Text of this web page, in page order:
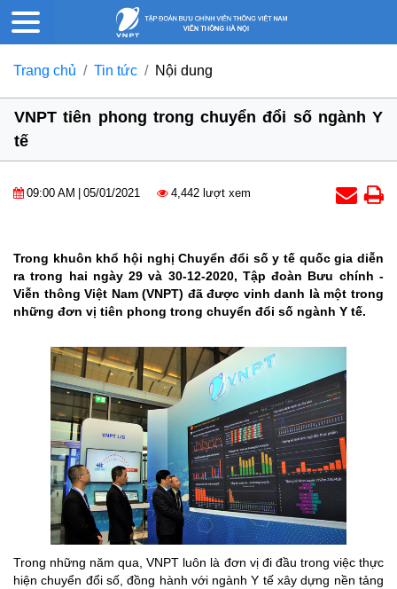
Trang chủ Tin tức Nội dung
VNPT tiên phong trong chuyển đổi số ngành Y
tế
09:00 AM 05/01/2021 4,442 lượt xem
Trong khuôn khổ hội nghị Chuyển đổi số y tế quốc gia diễn
ra trong hai ngày 29 và 30-12-2020, Tập đoàn Bưu chính -
Viễn thông Việt Nam (VNPT) đã được vinh danh là một trong
những đơn vị tiên phong trong chuyển đổi số ngành Y tế.
Trong những năm qua, VNPT luôn là đơn vị đi đầu trong việc thực
hiện chuyển đổi số, đồng hành với ngành Y tế xây dựng nền tảng